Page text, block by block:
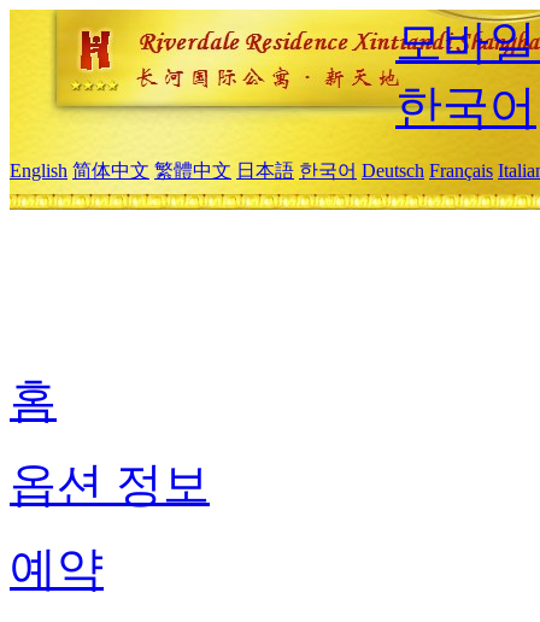
모바
한국어
English 简体中文 繁體中文 日本語 한국어 Deutsch Français
홈
옵션 정보
예약